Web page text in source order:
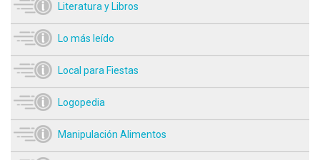
Literatura y Libros
Lo más leído
Local para Fiestas
Logopedia
Manipulación Alimentos